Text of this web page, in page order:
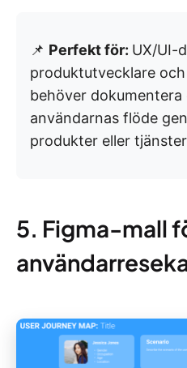
📌 Perfekt för: UX/UI-
produktutvecklare
behöver
användarnas flöde
produkter eller
5. Figma-mall